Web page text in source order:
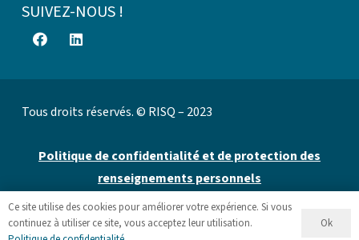
SUIVEZ-NOUS !
Tous droits réservés. © RISQ – 2023
Politique de confidentialité et de protection des
renseignements personnels
Site web par 👉 Cinetic
Ce site utilise des cookies pour améliorer votre expérience. Si vous
continuez à utiliser ce site, vous acceptez leur utilisation.
Ok